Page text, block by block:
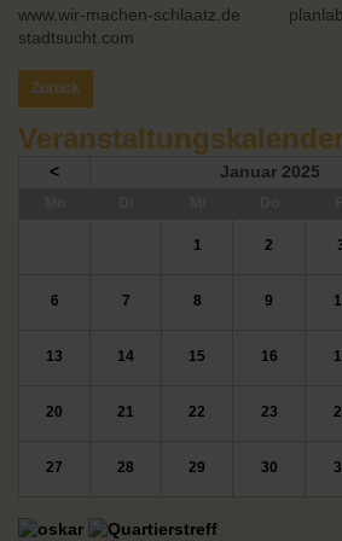
www.wir-machen-schlaatz.de
stadtsucht.com
Zurück
< Januar 2025
1 2
6 7 8 9
13 14 15 16
20 21 22 23
27 28 29 30